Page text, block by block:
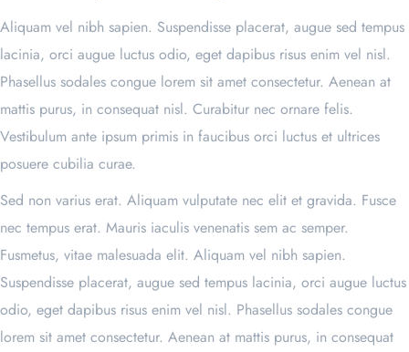
Aliquam vel nibh sapien. Suspendisse placerat, augue sed tempus
lacinia, orci augue luctus odio, eget dapibus risus enim vel nisl.
Phasellus sodales congue lorem sit amet consectetur. Aenean at
mattis purus, in consequat nisl. Curabitur nec ornare felis.
Vestibulum ante ipsum primis in faucibus orci luctus et ultrices
posuere cubilia curae.
Sed non varius erat. Aliquam vulputate nec elit et gravida. Fusce
nec tempus erat. Mauris iaculis venenatis sem ac semper.
Fusmetus, vitae malesuada elit. Aliquam vel nibh sapien.
Suspendisse placerat, augue sed tempus lacinia, orci augue luctus
odio, eget dapibus risus enim vel nisl. Phasellus sodales congue
lorem sit amet consectetur. Aenean at mattis purus, in consequat